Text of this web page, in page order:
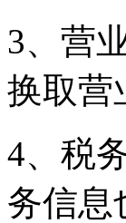
3、营
换取营
4、税
务信息